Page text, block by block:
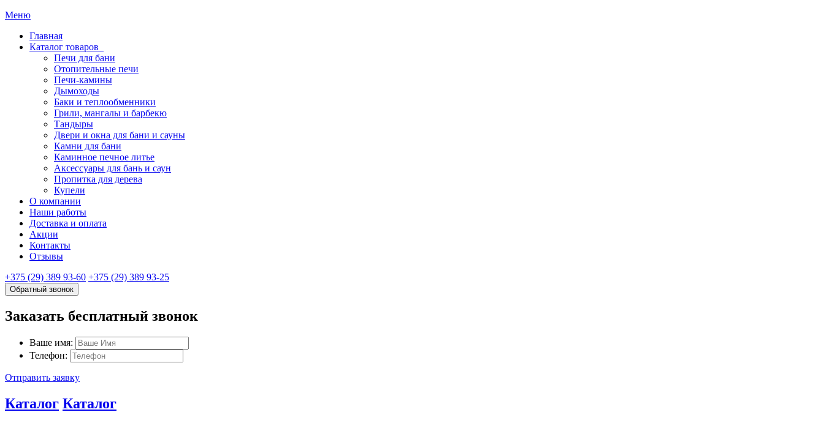
Меню
Главная
Каталог товаров
Печи для бани
Отопительные печи
Печи-камины
Дымоходы
Баки и теплообменники
Грили, мангалы и барбекю
Тандыры
Двери и окна для бани и сауны
Камни для бани
Каминное печное литье
Аксессуары для бань и саун
Пропитка для дерева
Купели
О компании
Наши работы
Доставка и оплата
Акции
Контакты
Отзывы
+375 (29) 389 93-60 +375 (29) 389 93-25
Обратный звонок
Заказать бесплатный звонок
Ваше имя:
Телефон:
Отправить заявку
Каталог Каталог